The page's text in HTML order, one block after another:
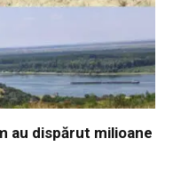
au dispărut milioane